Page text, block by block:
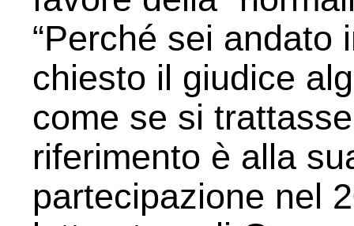
“Perché sei andato
chiesto il giudice
come se si
riferimento è alla
partecipazione nel